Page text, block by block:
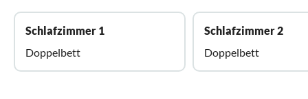
Schlafzimmer 1
Doppelbett
Schlafzimmer 2
Doppelbett